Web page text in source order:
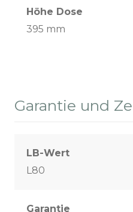
Höhe Dose
395 mm
Garantie und
LB-Wert
L80
Garantie